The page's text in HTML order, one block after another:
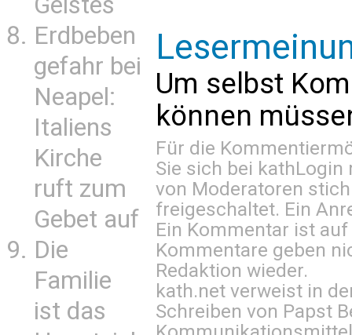
Erdbeben
gefahr bei
Neapel:
Italiens
Kirche
ruft zum
Gebet auf
Die
Familie
ist das
Um selbst
können
Für die
Sie sich bei kathLogin
von Moderatoren
freigeschaltet. Ein
Ein Kommentar ist
Kommentare geben
Redaktion wieder.
kath.net verweist in
Schreiben von Papst